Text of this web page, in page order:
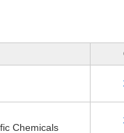
Chemicals